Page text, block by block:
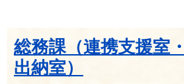
総務課（連携支援室
出納室）